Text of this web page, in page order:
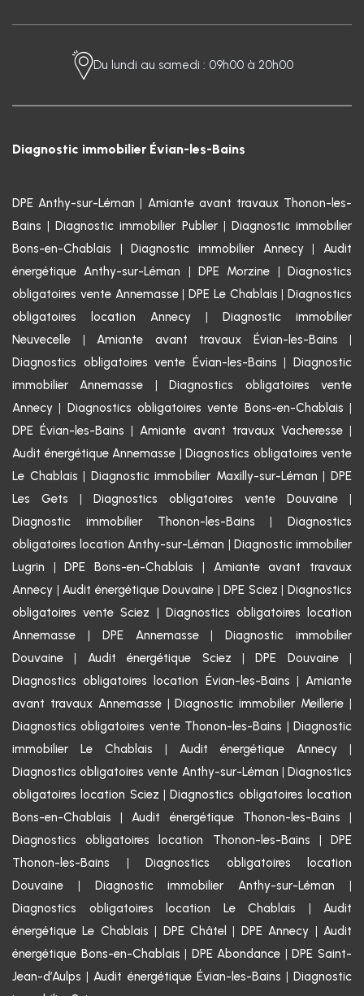
Du lundi au samedi : 09h00 à 20h00
Diagnostic immobilier Évian-les-Bains
DPE Anthy-sur-Léman | Amiante avant travaux Thonon-les-
Bains |Diagnostic immobilier Publier| Diagnostic immobilier
Bons-en-Chablais |Diagnostic immobilier Annecy|Audit
énergétique Anthy-sur-Léman |DPE Morzine |Diagnostics
obligatoires vente Annemasse| DPE Le Chablais | Diagnostics
obligatoires location Annecy | Diagnostic immobilier
Neuvecelle | Amiante avant travaux Évian-les-Bains |
Diagnostics obligatoires vente Évian-les-Bains |Diagnostic
immobilier Annemasse |Diagnostics obligatoires vente
Annecy | Diagnostics obligatoires vente Bons-en-Chablais |
DPE Évian-les-Bains |Amiante avant travaux Vacheresse|
Audit énergétique Annemasse | Diagnostics obligatoires vente
Le Chablais | Diagnostic immobilier Maxilly-sur-Léman |DPE
Les Gets | Diagnostics obligatoires vente Douvaine |
Diagnostic immobilier Thonon-les-Bains | Diagnostics
obligatoires location Anthy-sur-Léman | Diagnostic immobilier
Lugrin |DPE Bons-en-Chablais | Amiante avant travaux
Annecy |Audit énergétique Douvaine |DPE Sciez |Diagnostics
obligatoires vente Sciez | Diagnostics obligatoires location
Annemasse | DPE Annemasse|Diagnostic immobilier
Douvaine | Audit énergétique Sciez |DPE Douvaine|
Diagnostics obligatoires location Évian-les-Bains |Amiante
avant travaux Annemasse|Diagnostic immobilier Meillerie |
Diagnostics obligatoires vente Thonon-les-Bains |Diagnostic
immobilier Le Chablais | Audit énergétique Annecy |
Diagnostics obligatoires vente Anthy-sur-Léman |Diagnostics
obligatoires location Sciez |Diagnostics obligatoires location
Bons-en-Chablais |Audit énergétique Thonon-les-Bains |
Diagnostics obligatoires location Thonon-les-Bains |DPE
Thonon-les-Bains | Diagnostics obligatoires location
Douvaine | Diagnostic immobilier Anthy-sur-Léman |
Diagnostics obligatoires location Le Chablais | Audit
énergétique Le Chablais | DPE Châtel | DPE Annecy |Audit
énergétique Bons-en-Chablais | DPE Abondance |DPE Saint-
Jean-d’Aulps |Audit énergétique Évian-les-Bains |Diagnostic